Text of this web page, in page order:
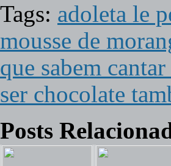
Tags: adoleta le
mousse de
que sabem
ser chocolate
Posts